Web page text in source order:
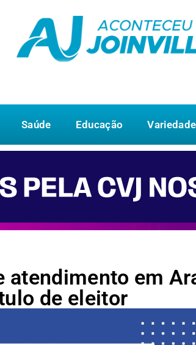
Saúde Educação
em
de eleitor